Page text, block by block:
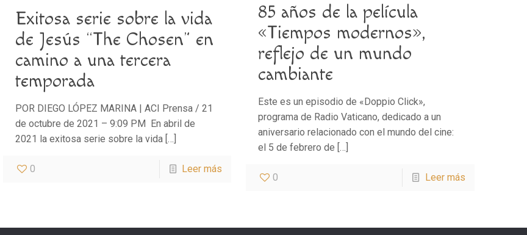
Exitosa serie sobre la vida
de Jesús “The Chosen” en
camino a una tercera
temporada
POR DIEGO LÓPEZ MARINA | ACI Prensa / 21
de octubre de 2021 – 9:09 PM En abril de
2021 la exitosa serie sobre la vida[…]
0 Leer más
85 años de la película
«Tiempos modernos»,
reflejo de un mundo
cambiante
Este es un episodio de «Doppio Click»,
programa de Radio Vaticano, dedicado a un
aniversario relacionado con el mundo del cine:
el 5 de febrero de […]
0 Leer más